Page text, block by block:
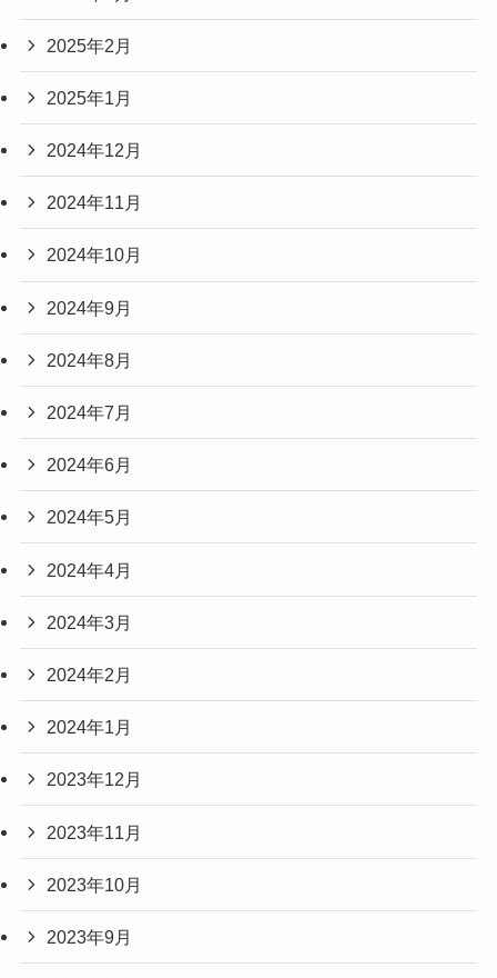
2025年2月
2025年1月
2024年12月
2024年11月
2024年10月
2024年9月
2024年8月
2024年7月
2024年6月
2024年5月
2024年4月
2024年3月
2024年2月
2024年1月
2023年12月
2023年11月
2023年10月
2023年9月